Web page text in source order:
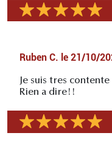
Ruben C. le 21/10/
Je suis tres
Rien a dire!!